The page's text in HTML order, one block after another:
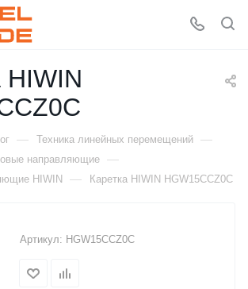
HIWIN
— Техника линейных перемещений —
направляющие —
HIWIN — Каретка HIWIN HGW15CCZ0C
Артикул: HGW15CCZ0C